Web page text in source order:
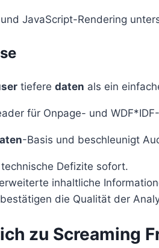
JavaScript-Rendering
tiefere daten als ein
für Onpage- und
-Basis und beschleunigt
Defizite sofort.
inhaltliche
die Qualität der
zu Screaming